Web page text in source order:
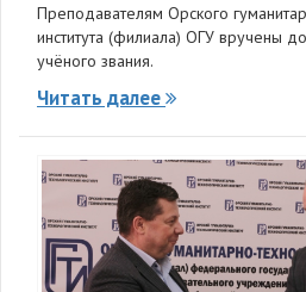
Преподавателям Орского
института (филиала) ОГУ вручены
учёного звания.
Читать далее